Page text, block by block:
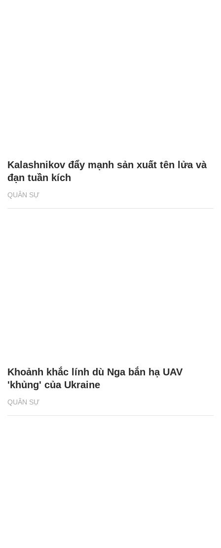
QUÂN SỰ
Kalashnikov đẩy mạnh sản xuất tên lửa và
đạn tuần kích
QUÂN SỰ
Khoảnh khắc lính dù Nga bắn hạ UAV
'khủng' của Ukraine